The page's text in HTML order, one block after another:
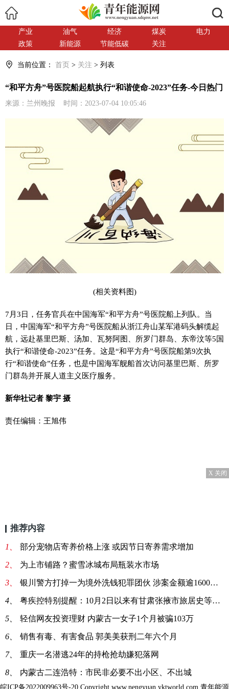
产业 油气 经济 煤炭
电力
政策
新能源 节能低碳 关注
当前位置： 首页 > 关注 > 列表
“和平方舟”号医院船起航执行“和谐使命-2023”任务-今日热门
来源：兰州晚报 时间：2023-07-04 10:05:46
(相关资料图)
7月3日，任务官兵在中国海军“和平方舟”号医院船上列队。当
日，中国海军“和平方舟”号医院船从浙江舟山某军港码头解缆起
航，远赴基里巴斯、汤加、瓦努阿图、所罗门群岛、东帝汶等5国
执行“和谐使命-2023”任务。这是“和平方舟”号医院船第9次执
行“和谐使命”任务，也是中国海军舰船首次访问基里巴斯、所罗
门群岛并开展人道主义医疗服务。
新华社记者 黎宇 摄
责任编辑：王旭伟
X 关闭
推荐内容
1、 部分宠物店寄养价格上涨 或因节日寄养需求增加
2、 为上市铺路？蜜雪冰城布局瓶装水市场
3、 银川警方打掉一为境外洗钱犯罪团伙 涉案金额逾1600万元
4、 粤疾控特别提醒：10月2日以来有甘肃张掖市旅居史等4类人
5、 轻信网友投资理财 内蒙古一女子1个月被骗103万
6、 销售有毒、有害食品 郭美美获刑二年六个月
7、 重庆一名潜逃24年的持枪抢劫嫌犯落网
8、 内蒙古二连浩特：市民非必要不出小区、不出城
皖ICP备2022009963号-20 Copyright www.nengyuan.yktworld.com 青年能源